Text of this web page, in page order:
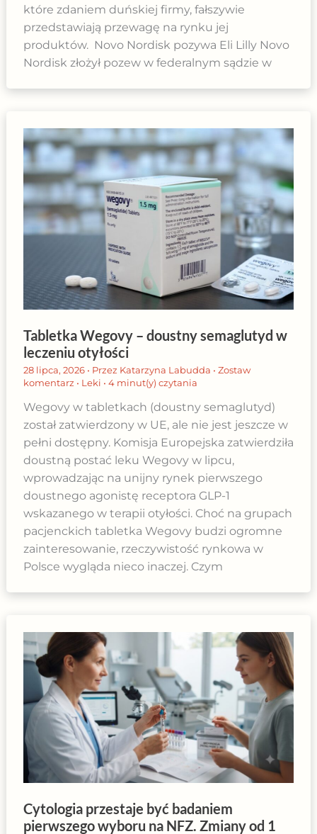
które zdaniem duńskiej firmy, fałszywie
przedstawiają przewagę na rynku jej
produktów. Novo Nordisk pozywa Eli Lilly Novo
Nordisk złożył pozew w federalnym sądzie w
Tabletka Wegovy – doustny semaglutyd w
leczeniu otyłości
28 lipca, 2026 • Przez Katarzyna Labudda • Zostaw
komentarz • Leki • 4 minut(y) czytania
Wegovy w tabletkach (doustny semaglutyd)
został zatwierdzony w UE, ale nie jest jeszcze w
pełni dostępny. Komisja Europejska zatwierdziła
doustną postać leku Wegovy w lipcu,
wprowadzając na unijny rynek pierwszego
doustnego agonistę receptora GLP-1
wskazanego w terapii otyłości. Choć na grupach
pacjenckich tabletka Wegovy budzi ogromne
zainteresowanie, rzeczywistość rynkowa w
Polsce wygląda nieco inaczej. Czym
Cytologia przestaje być badaniem
pierwszego wyboru na NFZ. Zmiany od 1